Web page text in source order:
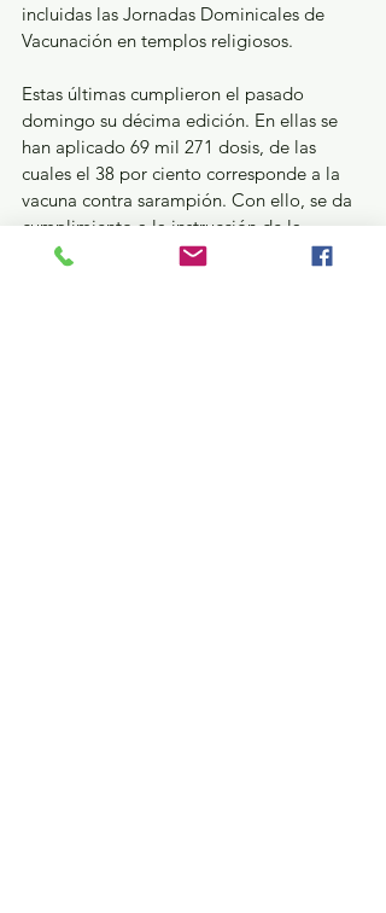
incluidas las Jornadas Dominicales de
Vacunación en templos religiosos.
Estas últimas cumplieron el pasado
domingo su décima edición. En ellas se
han aplicado 69 mil 271 dosis, de las
cuales el 38 por ciento corresponde a la
vacuna contra sarampión. Con ello, se da
cumplimiento a la instrucción de la
Gobernadora Delfina Gómez Álvarez, de